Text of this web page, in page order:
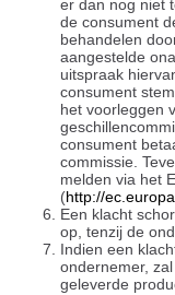
er dan nog niet
de consument
behandelen
aangestelde
uitspraak
consument
het voorleggen
consument
commissie.
melden via het
(http://
Een klacht
op, tenzij de
Indien een
ondernemer,
geleverde